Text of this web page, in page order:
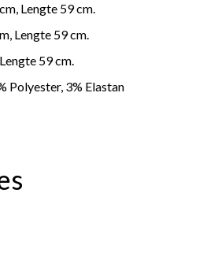
Lengte 59 cm.
Lengte 59 cm.
59 cm.
Polyester, 3% Elastan